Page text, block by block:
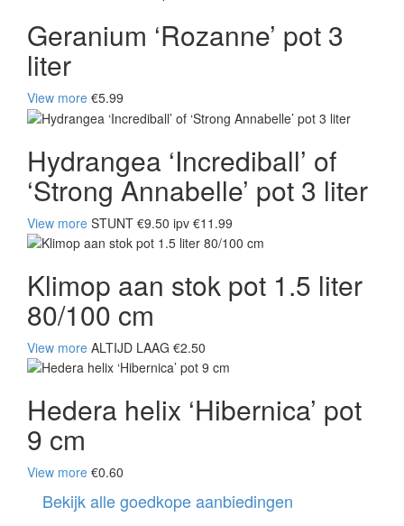
Geranium ‘Rozanne’ pot 3
liter
View more €5.99
Hydrangea ‘Incrediball’ of
‘Strong Annabelle’ pot 3 liter
View more STUNT €9.50 ipv €11.99
Klimop aan stok pot 1.5 liter
80/100 cm
View more ALTIJD LAAG €2.50
Hedera helix ‘Hibernica’ pot
9 cm
View more €0.60
Bekijk alle goedkope aanbiedingen